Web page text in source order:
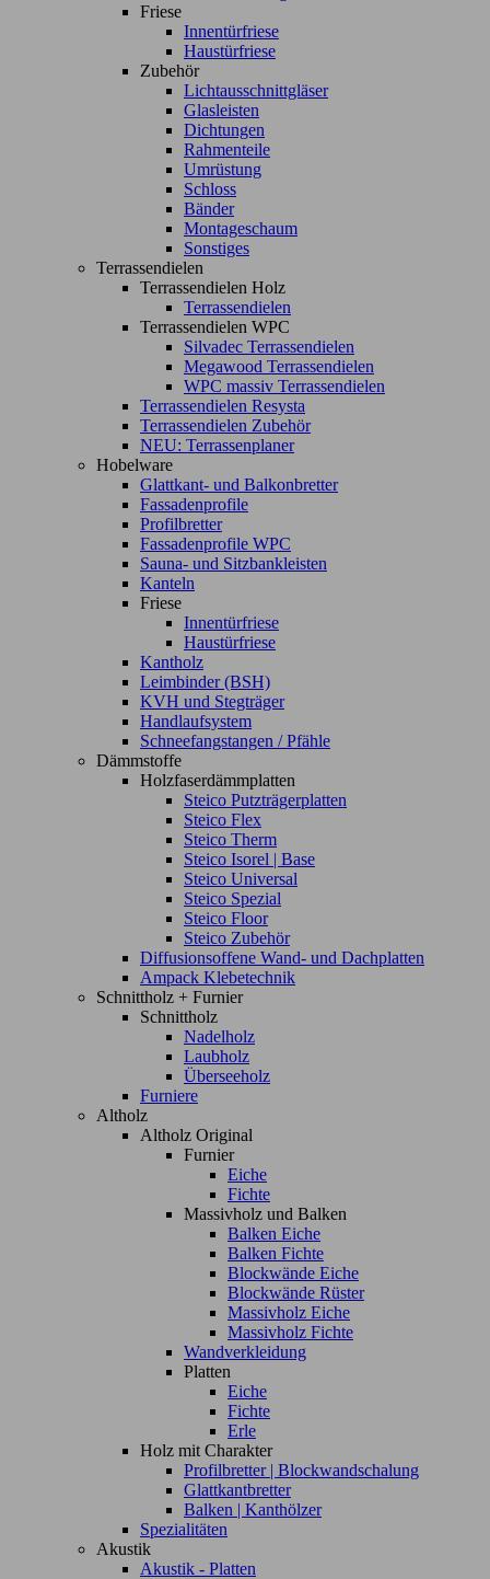
Friese
Innentürfriese
Haustürfriese
Zubehör
Lichtausschnittgläser
Glasleisten
Dichtungen
Rahmenteile
Umrüstung
Schloss
Bänder
Montageschaum
Sonstiges
Terrassendielen
Terrassendielen Holz
Terrassendielen
Terrassendielen WPC
Silvadec Terrassendielen
Megawood Terrassendielen
WPC massiv Terrassendielen
Terrassendielen Resysta
Terrassendielen Zubehör
NEU: Terrassenplaner
Hobelware
Glattkant- und Balkonbretter
Fassadenprofile
Profilbretter
Fassadenprofile WPC
Sauna- und Sitzbankleisten
Kanteln
Friese
Innentürfriese
Haustürfriese
Kantholz
Leimbinder (BSH)
KVH und Stegträger
Handlaufsystem
Schneefangstangen / Pfähle
Dämmstoffe
Holzfaserdämmplatten
Steico Putzträgerplatten
Steico Flex
Steico Therm
Steico Isorel | Base
Steico Universal
Steico Spezial
Steico Floor
Steico Zubehör
Diffusionsoffene Wand- und Dachplatten
Ampack Klebetechnik
Schnittholz + Furnier
Schnittholz
Nadelholz
Laubholz
Überseeholz
Furniere
Altholz
Altholz Original
Furnier
Eiche
Fichte
Massivholz und Balken
Balken Eiche
Balken Fichte
Blockwände Eiche
Blockwände Rüster
Massivholz Eiche
Massivholz Fichte
Wandverkleidung
Platten
Eiche
Fichte
Erle
Holz mit Charakter
Profilbretter | Blockwandschalung
Glattkantbretter
Balken | Kanthölzer
Spezialitäten
Akustik
Akustik - Platten